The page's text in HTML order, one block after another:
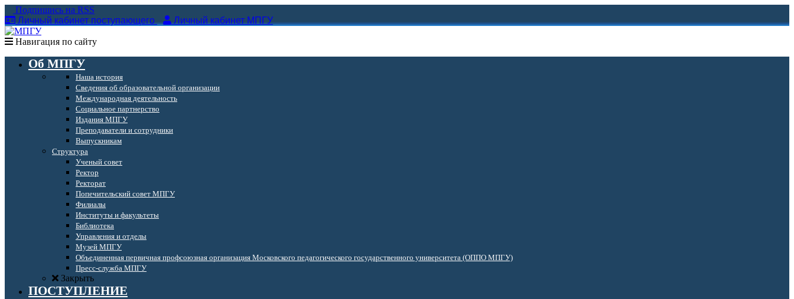
Подпишись на RSS
Личный кабинет поступающего
Личный кабинет МПГУ
Навигация по сайту
Об МПГУ
Наша история
Сведения об образовательной организации
Международная деятельность
Социальное партнерство
Издания МПГУ
Преподаватели и сотрудники
Выпускникам
Структура
Ученый совет
Ректор
Ректорат
Попечительский совет МПГУ
Филиалы
Институты и факультеты
Библиотека
Управления и отделы
Музей МПГУ
Объединенная первичная профсоюзная организация Московского педагогического государственного университета (ОППО МПГУ)
Пресс-служба МПГУ
Закрыть
ПОСТУПЛЕНИЕ